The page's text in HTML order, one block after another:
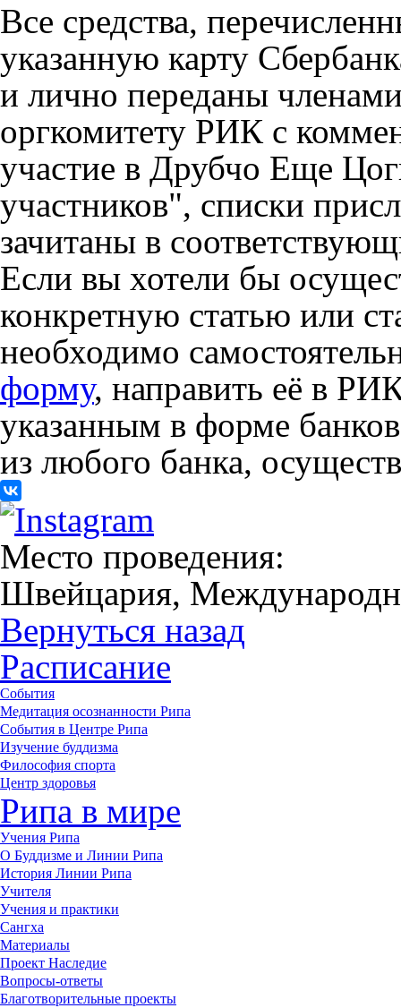
Все средства,
указанную карту
и лично переданы
оргкомитету РИК с
участие в Друбчо Еще
участников", списки
зачитаны в
Если вы хотели бы
конкретную статью или
необходимо
форму, направить её в
указанным в форме
из любого банка,
Место проведения:
Швейцария,
Вернуться назад
Расписание
События
Медитация осознанности Рипа
События в Центре Рипа
Изучение буддизма
Философия спорта
Центр здоровья
Рипа в мире
Учения Рипа
О Буддизме и Линии Рипа
История Линии Рипа
Учителя
Учения и практики
Сангха
Материалы
Проект Наследие
Вопросы-ответы
Благотворительные проекты